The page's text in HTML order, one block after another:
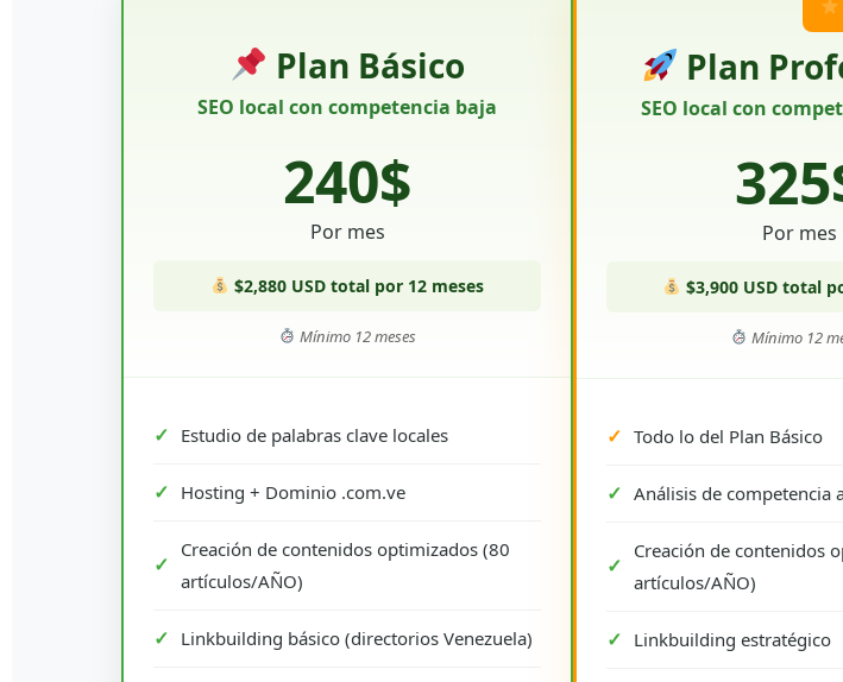
Plan Básico
SEO local con competencia baja
240$
Por mes
$2,880 USD total por 12 meses
Mínimo 12 meses
Estudio de palabras clave locales
Hosting + Dominio .com.ve
Creación de contenidos optimizados (80
artículos/AÑO)
Linkbuilding básico (directorios Venezuela)
Plan
SEO local con
Por mes
$3,900 USD total
Mínimo 12
Todo lo del Plan Básico
Análisis de competencia
Creación de contenidos
artículos/AÑO)
Linkbuilding estratégico